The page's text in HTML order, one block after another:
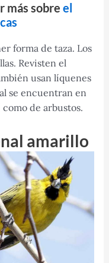
más sobre el
forma de taza. Los
Revisten el
usan líquenes
se encuentran en
de arbustos.
amarillo